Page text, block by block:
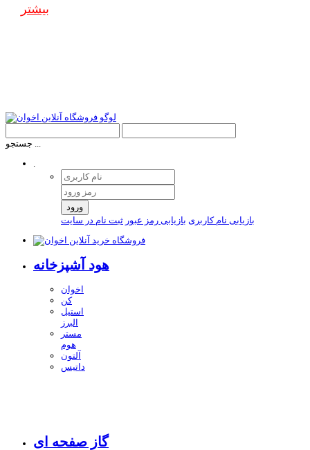
جستجو ...
.
ورود
بازیابی نام کاربری بازیابی رمز عبور ثبت نام در سایت
هود آشپزخانه
اخوان
کن
استیل
البرز
مستر
هوم
آلتون
داتیس
گاز صفحه ای
بیشتر